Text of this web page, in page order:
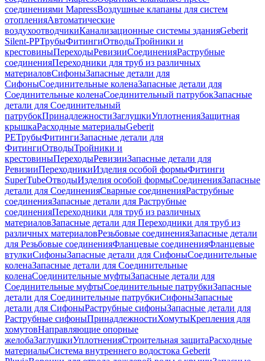
соединениями MapressВоздушные клапаны для систем
отопленияАвтоматические
воздухоотводчикиКанализационные системы зданияGeberit
Silent-PPТрубыФитингиОтводыТройники и
крестовиныПереходыРевизииСоединенияРаструбные
соединенияПереходники для труб из различных
материаловСифоныЗапасные детали для
СифоныСоединительные коленаЗапасные детали для
Соединительные коленаСоединительный патрубокЗапасные
детали для Соединительный
патрубокПринадлежностиЗаглушкиУплотненияЗащитная
крышкаРасходные материалыGeberit
PEТрубыФитингиЗапасные детали для
ФитингиОтводыТройники и
крестовиныПереходыРевизииЗапасные детали для
РевизииПереходникиИзделия особой формыФитинги
SuperTubeОтводыИзделия особой формыСоединенияЗапасные
детали для СоединенияСварные соединенияРаструбные
соединенияЗапасные детали для Раструбные
соединенияПереходники для труб из различных
материаловЗапасные детали для Переходники для труб из
различных материаловРезьбовые соединенияЗапасные детали
для Резьбовые соединенияФланцевые соединенияФланцевые
втулкиСифоныЗапасные детали для СифоныСоединительные
коленаЗапасные детали для Соединительные
коленаСоединительные муфтыЗапасные детали для
Соединительные муфтыСоединительные патрубкиЗапасные
детали для Соединительные патрубкиСифоныЗапасные
детали для СифоныРаструбные сифоныЗапасные детали для
Раструбные сифоныПринадлежностиХомутыКрепления для
хомутовНаправляющие опорные
желобаЗаглушкиУплотненияСтроительная защитаРасходные
материалыСистема внутреннего водостока Geberit